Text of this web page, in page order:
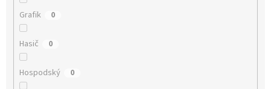
Grafik 0
Hasič 0
Hospodský 0